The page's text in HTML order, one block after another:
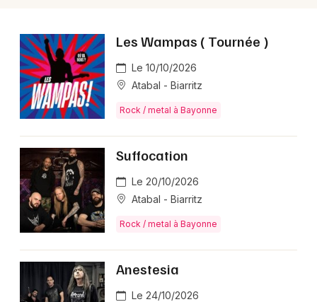
Les Wampas ( Tournée )
Le 10/10/2026
Atabal - Biarritz
Rock / metal à Bayonne
Suffocation
Le 20/10/2026
Atabal - Biarritz
Rock / metal à Bayonne
Anestesia
Le 24/10/2026